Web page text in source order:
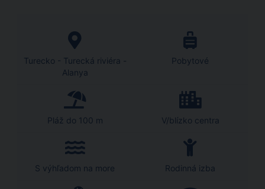
Turecko - Turecká riviéra -
Alanya
Pobytové
Pláž do 100 m V/blízko centra
S výhľadom na more Rodinná izba